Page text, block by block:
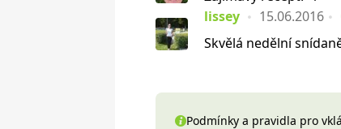
lissey
15.06.2016
Skvělá nedělní
Podmínky a pravidla pro